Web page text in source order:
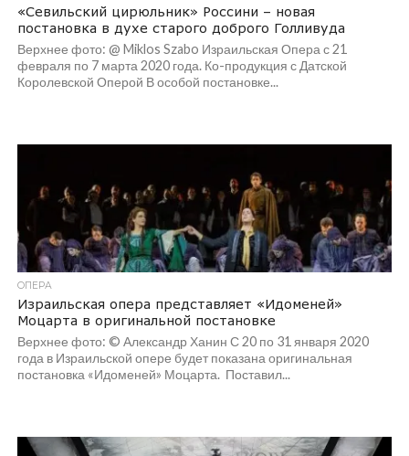
«Севильский цирюльник» Россини – новая
постановка в духе старого доброго Голливуда
Верхнее фото: @ Miklos Szabo Израильская Опера с 21
февраля по 7 марта 2020 года. Ко-продукция с Датской
Королевской Оперой В особой постановке...
ОПЕРА
Израильская опера представляет «Идоменей»
Моцарта в оригинальной постановке
Верхнее фото: © Александр Ханин С 20 по 31 января 2020
года в Израильской опере будет показана оригинальная
постановка «Идоменей» Моцарта. Поставил...